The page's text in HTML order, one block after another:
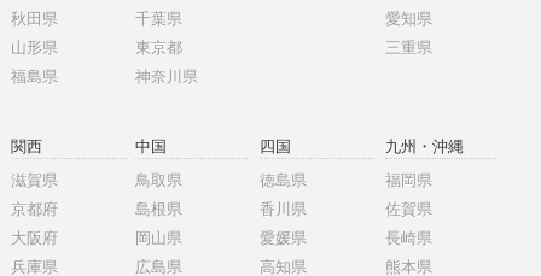
秋田県
山形県
福島県
千葉県
東京都
神奈川県
愛知県
三重県
関西
滋賀県
京都府
大阪府
兵庫県
中国
鳥取県
島根県
岡山県
広島県
四国
徳島県
香川県
愛媛県
高知県
九州・沖縄
福岡県
佐賀県
長崎県
熊本県